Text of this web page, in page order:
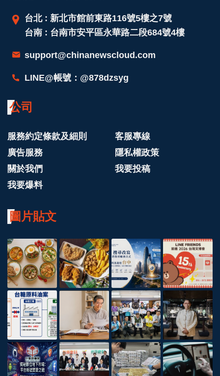
台北 : 新北市館前東路116號5樓之7號
台南 : 台南市安平區永華路二段684號4樓
support@chinanewscloud.com
LINE@帳號：@878dzsyg
公司
服務約定條款及細則
客服專線
廣告服務
隱私權政策
關於我們
我要投稿
我要爆料
圖片貼文